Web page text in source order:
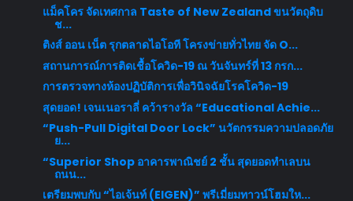
แม็คโคร จัดเทศกาล Taste of New Zealand ขนวัตถุดิบ
ช...
ติงส์ ออน เน็ต รุกตลาดไอโอที โครงข่ายทั่วไทย จัด O...
สถานการณ์การติดเชื้อโควิด-19 ณ วันจันทร์ที่ 13 กรก...
การตรวจทางห้องปฏิบัติการเพื่อวินิจฉัยโรคโควิด-19
สุดยอด! เจนเนอราลี่ คว้ารางวัล “Educational Achie...
“Push-Pull Digital Door Lock” นวัตกรรมความปลอดภัย
ย...
“Superior Shop อาคารพาณิชย์ 2 ชั้น สุดยอดทำเลบน
ถนน...
เตรียมพบกับ “ไอเจ้นท์ (EIGEN)” พรีเมี่ยมทาวน์โฮมให...